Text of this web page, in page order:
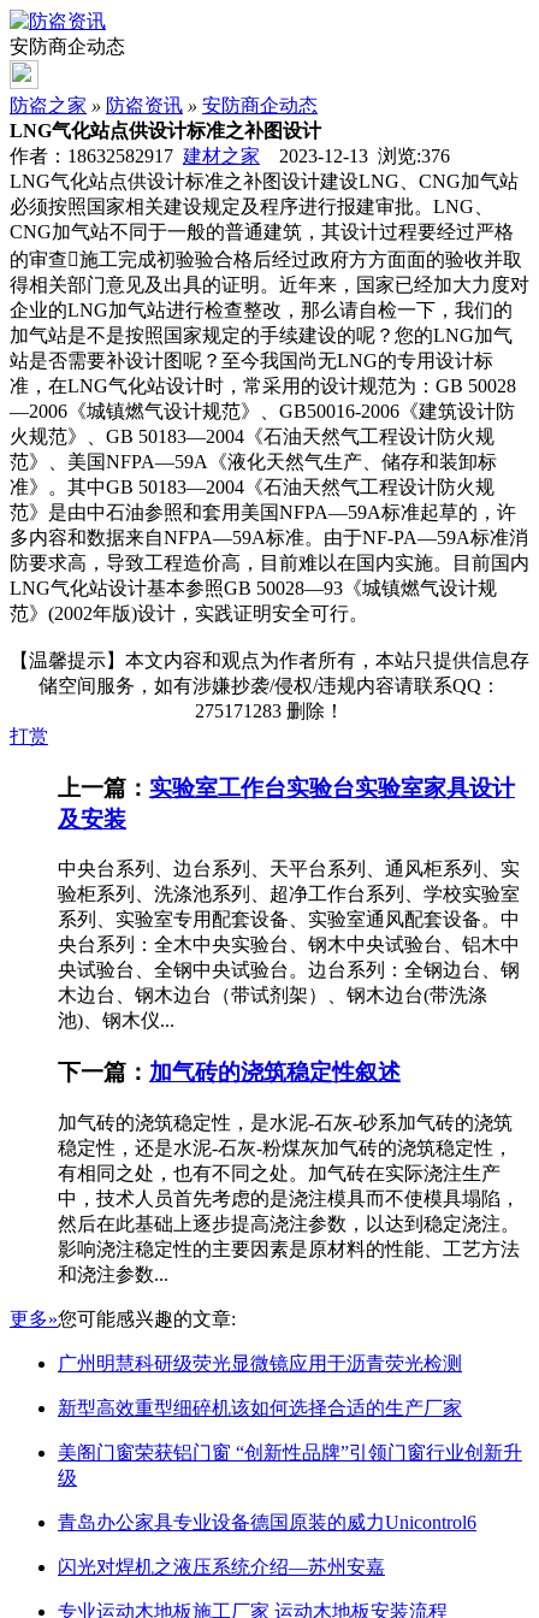
安防商企动态
防盗之家 » 防盗资讯 » 安防商企动态
LNG气化站点供设计标准之补图设计
作者：18632582917 建材之家 2023-12-13 浏览:376
LNG气化站点供设计标准之补图设计建设LNG、CNG加气站
必须按照国家相关建设规定及程序进行报建审批。LNG、
CNG加气站不同于一般的普通建筑，其设计过程要经过严格
的审查施工完成初验验合格后经过政府方方面面的验收并取
得相关部门意见及出具的证明。近年来，国家已经加大力度对
企业的LNG加气站进行检查整改，那么请自检一下，我们的
加气站是不是按照国家规定的手续建设的呢？您的LNG加气
站是否需要补设计图呢？至今我国尚无LNG的专用设计标
准，在LNG气化站设计时，常采用的设计规范为：GB 50028
—2006《城镇燃气设计规范》、GB50016-2006《建筑设计防
火规范》、GB 50183—2004《石油天然气工程设计防火规
范》、美国NFPA—59A《液化天然气生产、储存和装卸标
准》。其中GB 50183—2004《石油天然气工程设计防火规
范》是由中石油参照和套用美国NFPA—59A标准起草的，许
多内容和数据来自NFPA—59A标准。由于NF-PA—59A标准消
防要求高，导致工程造价高，目前难以在国内实施。目前国内
LNG气化站设计基本参照GB 50028—93《城镇燃气设计规
范》(2002年版)设计，实践证明安全可行。
【温馨提示】本文内容和观点为作者所有，本站只提供信息存
储空间服务，如有涉嫌抄袭/侵权/违规内容请联系QQ：
275171283 删除！
打赏
上一篇： 实验室工作台实验台实验室家具设计
及安装
中央台系列、边台系列、天平台系列、通风柜系列、实
验柜系列、洗涤池系列、超净工作台系列、学校实验室
系列、实验室专用配套设备、实验室通风配套设备。中
央台系列：全木中央实验台、钢木中央试验台、铝木中
央试验台、全钢中央试验台。边台系列：全钢边台、钢
木边台、钢木边台（带试剂架）、钢木边台(带洗涤
池)、钢木仪...
下一篇： 加气砖的浇筑稳定性叙述
加气砖的浇筑稳定性，是水泥-石灰-砂系加气砖的浇筑
稳定性，还是水泥-石灰-粉煤灰加气砖的浇筑稳定性，
有相同之处，也有不同之处。加气砖在实际浇注生产
中，技术人员首先考虑的是浇注模具而不使模具塌陷，
然后在此基础上逐步提高浇注参数，以达到稳定浇注。
影响浇注稳定性的主要因素是原材料的性能、工艺方法
和浇注参数...
更多»您可能感兴趣的文章:
广州明慧科研级荧光显微镜应用于沥青荧光检测
新型高效重型细碎机该如何选择合适的生产厂家
美阁门窗荣获铝门窗 “创新性品牌”引领门窗行业创新升
级
青岛办公家具专业设备德国原装的威力Unicontrol6
闪光对焊机之液压系统介绍—苏州安嘉
专业运动木地板施工厂家 运动木地板安装流程